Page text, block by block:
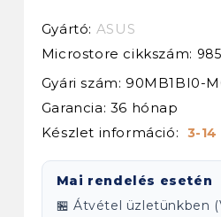
Gyártó: ASUS
Microstore cikkszám:
Gyári szám: 90MB1BI0-
Garancia: 36 hónap
Készlet információ: 3-
Mai rendelés esetén
🏪 Átvétel üzletünkben